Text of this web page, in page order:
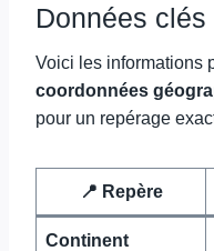
Données
Voici les informations
coordonnées
pour un repérage
📍 Repère
Continent